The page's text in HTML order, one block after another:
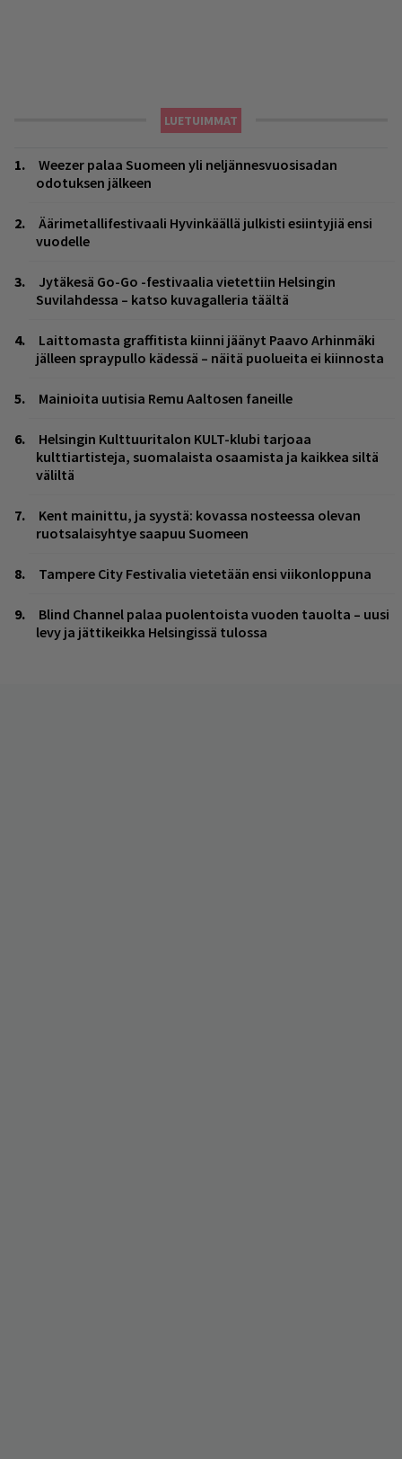
LUETUIMMAT
Weezer palaa Suomeen yli neljännesvuosisadan
odotuksen jälkeen
Äärimetallifestivaali Hyvinkäällä julkisti esiintyjiä ensi
vuodelle
Jytäkesä Go-Go -festivaalia vietettiin Helsingin
Suvilahdessa – katso kuvagalleria täältä
Laittomasta graffitista kiinni jäänyt Paavo Arhinmäki
jälleen spraypullo kädessä – näitä puolueita ei kiinnosta
Mainioita uutisia Remu Aaltosen faneille
Helsingin Kulttuuritalon KULT-klubi tarjoaa
kulttiartisteja, suomalaista osaamista ja kaikkea siltä
väliltä
Kent mainittu, ja syystä: kovassa nosteessa olevan
ruotsalaisyhtye saapuu Suomeen
Tampere City Festivalia vietetään ensi viikonloppuna
Blind Channel palaa puolentoista vuoden tauolta – uusi
levy ja jättikeikka Helsingissä tulossa